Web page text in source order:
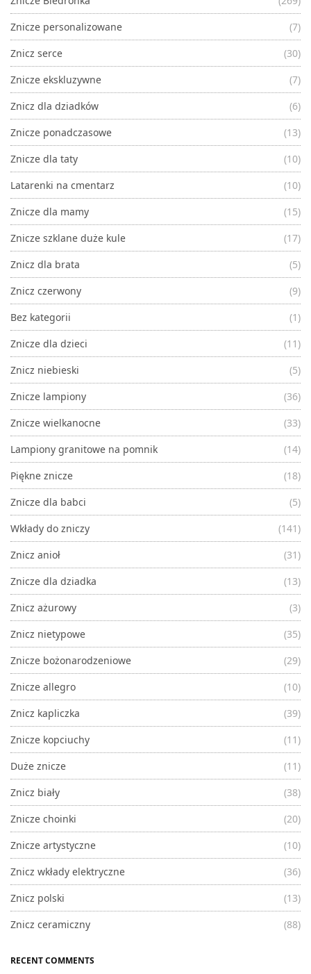
Znicze personalizowane
(7)
Znicz serce
(30)
Znicze ekskluzywne
(7)
Znicz dla dziadków
(6)
Znicze ponadczasowe
(13)
Znicze dla taty
(10)
Latarenki na cmentarz
(10)
Znicze dla mamy
(15)
Znicze szklane duże kule
(17)
Znicz dla brata
(5)
Znicz czerwony
(9)
Bez kategorii
(1)
Znicze dla dzieci
(11)
Znicz niebieski
(5)
Znicze lampiony
(36)
Znicze wielkanocne
(33)
Lampiony granitowe na pomnik
(14)
Piękne znicze
(18)
Znicze dla babci
(5)
Wkłady do zniczy
(141)
Znicz anioł
(31)
Znicze dla dziadka
(13)
Znicz ażurowy
(3)
Znicz nietypowe
(35)
Znicze bożonarodzeniowe
(29)
Znicze allegro
(10)
Znicz kapliczka
(39)
Znicze kopciuchy
(11)
Duże znicze
(11)
Znicz biały
(38)
Znicze choinki
(20)
Znicze artystyczne
(10)
Znicz wkłady elektryczne
(36)
Znicz polski
(13)
Znicz ceramiczny
(88)
RECENT COMMENTS